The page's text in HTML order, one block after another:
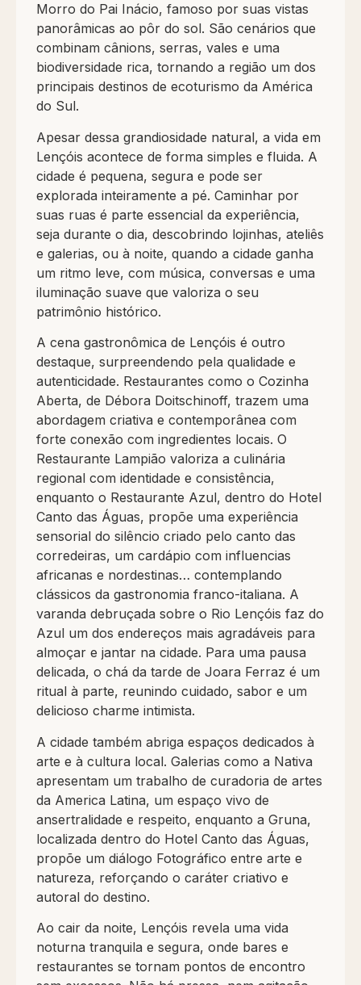
Morro do Pai Inácio, famoso por suas vistas
panorâmicas ao pôr do sol. São cenários que
combinam cânions, serras, vales e uma
biodiversidade rica, tornando a região um dos
principais destinos de ecoturismo da América
do Sul.
Apesar dessa grandiosidade natural, a vida em
Lençóis acontece de forma simples e fluida. A
cidade é pequena, segura e pode ser
explorada inteiramente a pé. Caminhar por
suas ruas é parte essencial da experiência,
seja durante o dia, descobrindo lojinhas, ateliês
e galerias, ou à noite, quando a cidade ganha
um ritmo leve, com música, conversas e uma
iluminação suave que valoriza o seu
patrimônio histórico.
A cena gastronômica de Lençóis é outro
destaque, surpreendendo pela qualidade e
autenticidade. Restaurantes como o Cozinha
Aberta, de Débora Doitschinoff, trazem uma
abordagem criativa e contemporânea com
forte conexão com ingredientes locais. O
Restaurante Lampião valoriza a culinária
regional com identidade e consistência,
enquanto o Restaurante Azul, dentro do Hotel
Canto das Águas, propõe uma experiência
sensorial do silêncio criado pelo canto das
corredeiras, um cardápio com influencias
africanas e nordestinas… contemplando
clássicos da gastronomia franco-italiana. A
varanda debruçada sobre o Rio Lençóis faz do
Azul um dos endereços mais agradáveis para
almoçar e jantar na cidade. Para uma pausa
delicada, o chá da tarde de Joara Ferraz é um
ritual à parte, reunindo cuidado, sabor e um
delicioso charme intimista.
A cidade também abriga espaços dedicados à
arte e à cultura local. Galerias como a Nativa
apresentam um trabalho de curadoria de artes
da America Latina, um espaço vivo de
ansertralidade e respeito, enquanto a Gruna,
localizada dentro do Hotel Canto das Águas,
propõe um diálogo Fotográfico entre arte e
natureza, reforçando o caráter criativo e
autoral do destino.
Ao cair da noite, Lençóis revela uma vida
noturna tranquila e segura, onde bares e
restaurantes se tornam pontos de encontro